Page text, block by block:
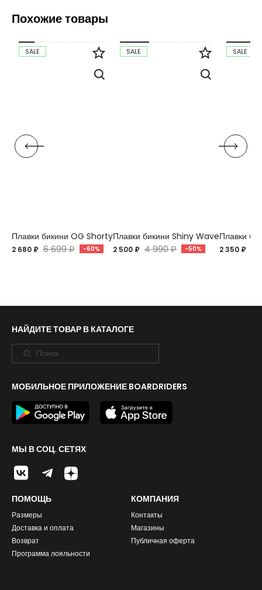
Похожие товары
SALE
Плавки бикини OG Shorty
2 680 ₽ 6 699 ₽ -60%
SALE
Плавки бикини Shiny Wave
2 500 ₽ 4 990 ₽ -50%
SALE
Плавки
2 350 ₽
НАЙДИТЕ ТОВАР В КАТАЛОГЕ
МОБИЛЬНОЕ ПРИЛОЖЕНИЕ BOARDRIDERS
МЫ В СОЦ. СЕТЯХ
ПОМОЩЬ
Размеры
Доставка и оплата
Возврат
Программа лояльности
КОМПАНИЯ
Контакты
Магазины
Публичная оферта